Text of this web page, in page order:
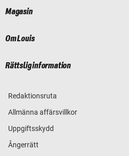
Magasin
Om Louis
Rättslig information
Redaktionsruta
Allmänna affärsvillkor
Uppgiftsskydd
Ångerrätt